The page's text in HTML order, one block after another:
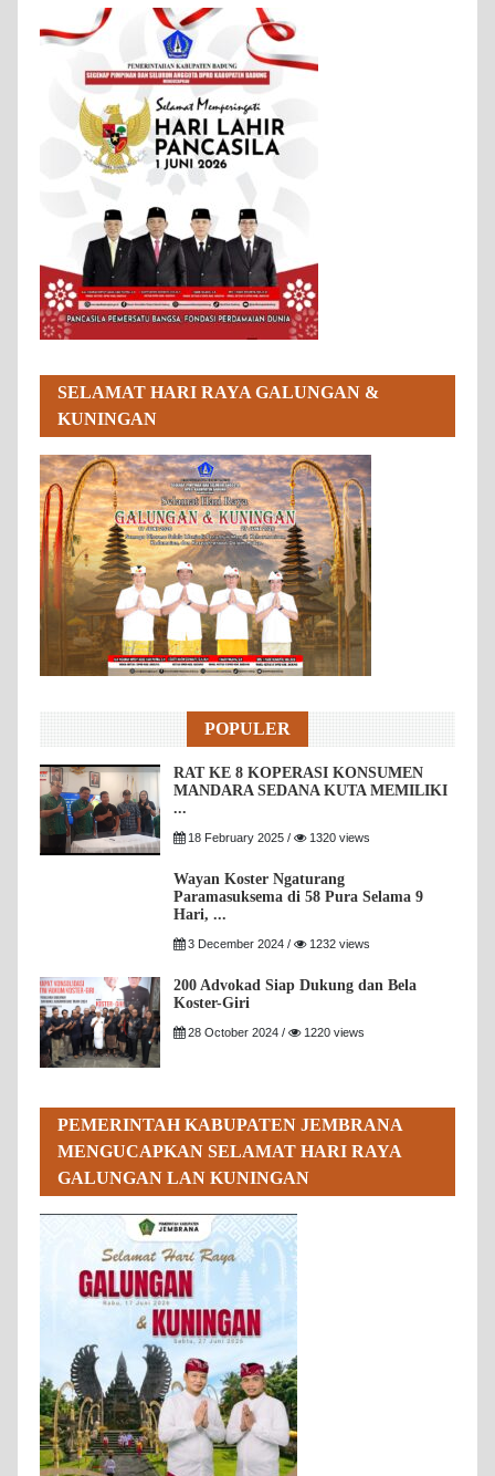
SELAMAT HARI RAYA GALUNGAN &
KUNINGAN
POPULER
RAT KE 8 KOPERASI KONSUMEN
MANDARA SEDANA KUTA MEMILIKI
...
18 February 2025 / 1320 views
Wayan Koster Ngaturang
Paramasuksema di 58 Pura Selama 9
Hari, ...
3 December 2024 / 1232 views
200 Advokad Siap Dukung dan Bela
Koster-Giri
28 October 2024 / 1220 views
PEMERINTAH KABUPATEN JEMBRANA
MENGUCAPKAN SELAMAT HARI RAYA
GALUNGAN LAN KUNINGAN